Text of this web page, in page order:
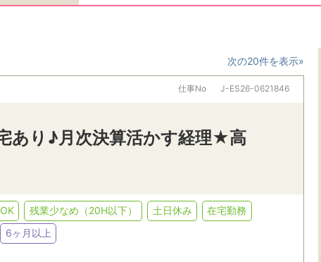
次の20件を表示»
仕事No J-ES26-0621846
あり♪月次決算活かす経理★高
残業少なめ（20H以下） 土日休み
在宅勤務
6ヶ月以上